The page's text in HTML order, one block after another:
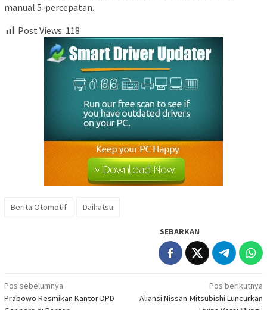
manual 5-percepatan.
Post Views: 118
Berita Otomotif Daihatsu
SEBARKAN
Navigasi
pos
Pos sebelumnya
Prabowo Resmikan Kantor DPD
Pos berikutnya
Aliansi Nissan-Mitsubishi Luncurkan